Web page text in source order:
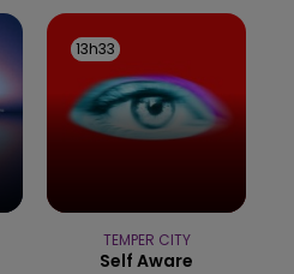
13h33
13h33
TEMPER CITY
Self Aware